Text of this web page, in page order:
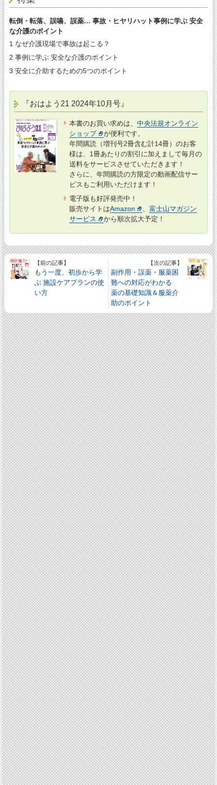
転倒・転落、誤嚥、誤薬… 事故・ヒヤリハット事例に学ぶ 安全
な介護のポイント
1 なぜ介護現場で事故は起こる？
2 事例に学ぶ 安全な介護のポイント
3 安全に介助するための5つのポイント
『おはよう21 2024年10月号』
本書のお買い求めは、中央法規オンライン
ショップ
が便利です。
年間購読（増刊号2冊含む計14冊）のお客
様は、1冊あたりの割引に加えまして毎月の
送料をサービスさせていただきます！
さらに、年間購読の方限定の動画配信サー
ビスもご利用いただけます！
電子版も好評発売中！
販売サイトはAmazon 、富士山マガジン
サービス
から順次拡大予定！
【前の記事】
もう一度、初歩から学
ぶ 施設ケアプランの使
い方
【次の記事】
副作用・誤薬・服薬困
難への対応がわかる
薬の基礎知識＆服薬介
助のポイント